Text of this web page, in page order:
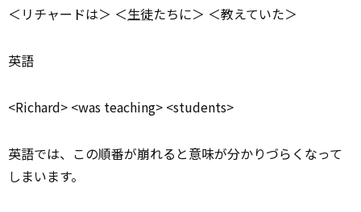
＜リチャードは＞ ＜生徒たちに＞ ＜教えていた＞
英語
<Richard> <was teaching> <students>
英語では、この順番が崩れると意味が分かりづらくなって
しまいます。